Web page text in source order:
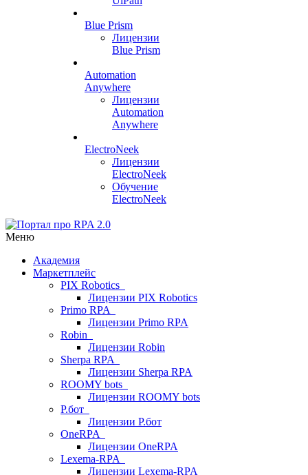
Blue Prism
Лицензии
Blue Prism
Automation
Anywhere
Лицензии
Automation
Anywhere
ElectroNeek
Лицензии
ElectroNeek
Обучение
ElectroNeek
Меню
Академия
Маркетплейс
PIX Robotics
Лицензии PIX Robotics
Primo RPA
Лицензии Primo RPA
Robin
Лицензии Robin
Sherpa RPA
Лицензии Sherpa RPA
ROOMY bots
Лицензии ROOMY bots
Р.бот
Лицензии Р.бот
OneRPA
Лицензии OneRPA
Lexema-RPA
Лицензии Lexema-RPA